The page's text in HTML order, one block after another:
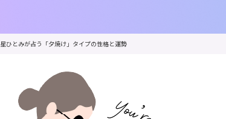
星ひとみが占う「夕焼け」タイプの性格と運勢